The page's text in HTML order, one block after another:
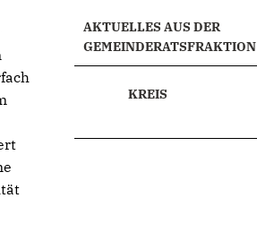
AKTUELLES AUS DER
GEMEINDERATSFRAKTION
KREIS